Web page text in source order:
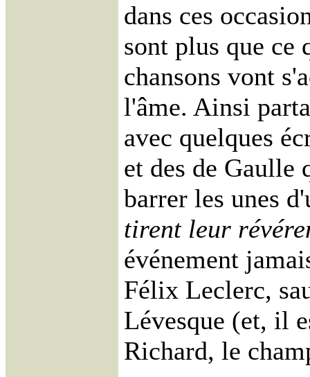
dans ces
sont plus que ce
chansons vont
l'âme. Ainsi
avec quelques
et des de Gaulle
barrer les unes
tirent leur
événement
Félix Leclerc,
Lévesque (et, il
Richard, le